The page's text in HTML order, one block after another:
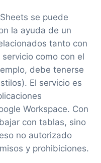
se puede
la ayuda de un
tanto con
como con el
debe tenerse
El servicio es
Workspace. Con
con tablas, sino
no autorizado
y prohibiciones.